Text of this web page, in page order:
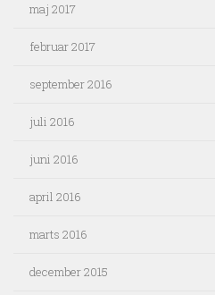
maj 2017
februar 2017
september 2016
juli 2016
juni 2016
april 2016
marts 2016
december 2015